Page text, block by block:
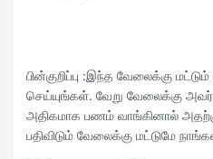
பின்குறிப்பு :இந்த வேலைக்கு
செய்யுங்கள். வேறு வேலைக்கு
அதிகமாக பணம் வாங்கினால்
பதிவிடும் வேலைக்கு மட்டுமே